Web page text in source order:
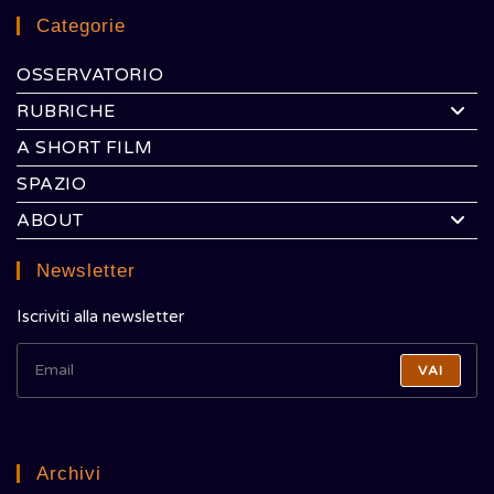
Categorie
OSSERVATORIO
RUBRICHE
A SHORT FILM
SPAZIO
ABOUT
Newsletter
Iscriviti alla newsletter
VAI
Archivi